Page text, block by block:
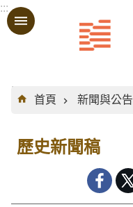
跳到主要內容區塊
:::
:::
首頁
新聞與公告
歷史新聞稿